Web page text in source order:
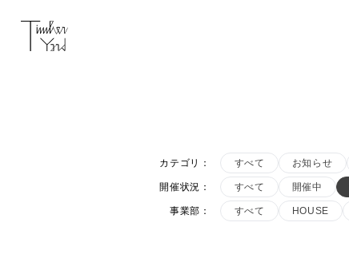
カテゴリ ： すべて お知らせ
開催状況 ： すべて 開催中
事業部 ： すべて HOUSE